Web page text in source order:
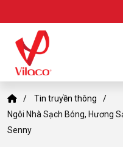
Tin truyền thông
Ngôi Nhà Sạch Bóng, Hương
Senny